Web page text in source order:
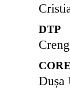
DTP
Dușa